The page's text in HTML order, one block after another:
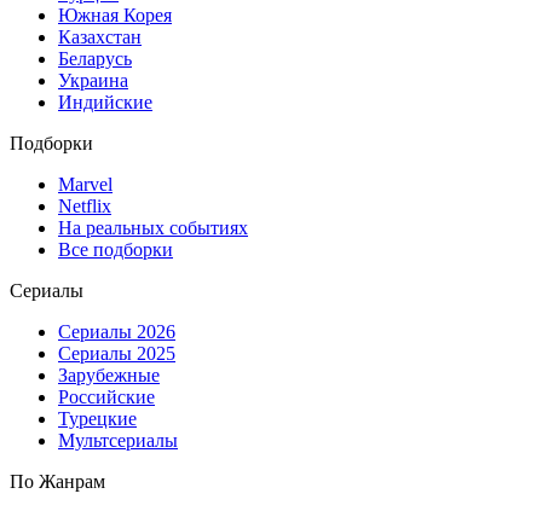
Южная Корея
Казахстан
Беларусь
Украина
Индийские
Подборки
Marvel
Netflix
На реальных событиях
Все подборки
Сериалы
Сериалы 2026
Сериалы 2025
Зарубежные
Российские
Турецкие
Мультсериалы
По Жанрам